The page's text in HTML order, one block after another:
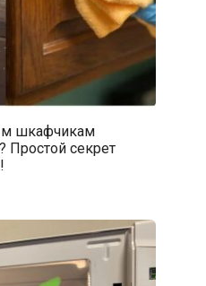
шкафчикам
Простой секрет